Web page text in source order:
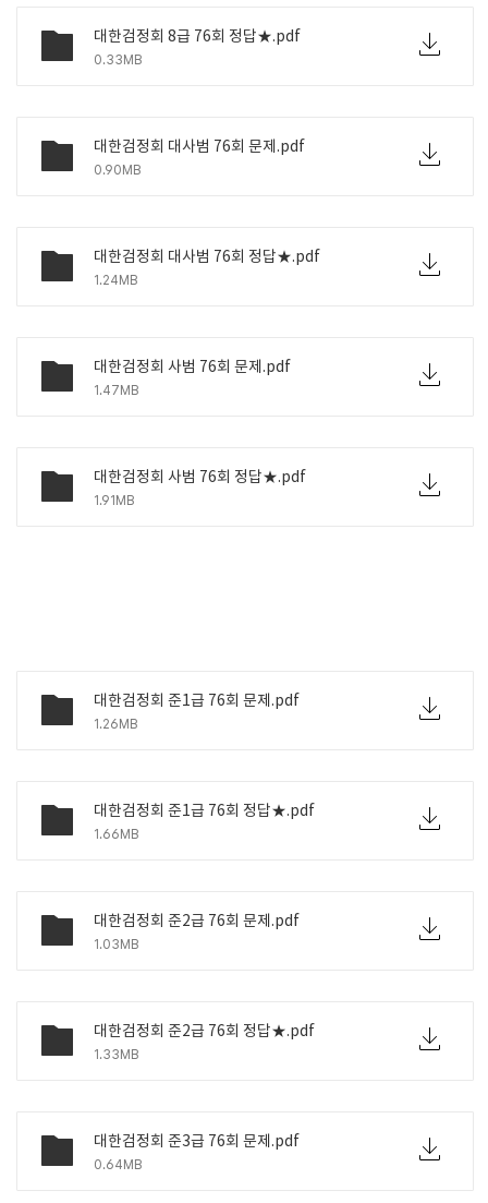
대한검정회 8급 76회 정답★.pdf
0.33MB
대한검정회 대사범 76회 문제.pdf
0.90MB
대한검정회 대사범 76회 정답★.pdf
1.24MB
대한검정회 사범 76회 문제.pdf
1.47MB
대한검정회 사범 76회 정답★.pdf
1.91MB
대한검정회 준1급 76회 문제.pdf
1.26MB
대한검정회 준1급 76회 정답★.pdf
1.66MB
대한검정회 준2급 76회 문제.pdf
1.03MB
대한검정회 준2급 76회 정답★.pdf
1.33MB
대한검정회 준3급 76회 문제.pdf
0.64MB